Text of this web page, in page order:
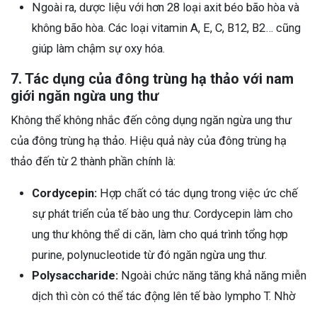
Ngoài ra, dược liệu với hơn 28 loại axit béo bão hòa và
không bão hòa. Các loại vitamin A, E, C, B12, B2… cũng
giúp làm chậm sự oxy hóa.
7. Tác dụng của đông trùng hạ thảo với nam
giới ngăn ngừa ung thư
Không thể không nhắc đến công dụng ngăn ngừa ung thư
của đông trùng hạ thảo. Hiệu quả này của đông trùng hạ
thảo đến từ 2 thành phần chính là:
Cordycepin: Hợp chất có tác dụng trong việc ức chế
sự phát triển của tế bào ung thư. Cordycepin làm cho
ung thư không thể di căn, làm cho quá trình tổng hợp
purine, polynucleotide từ đó ngăn ngừa ung thư.
Polysaccharide: Ngoài chức năng tăng khả năng miễn
dịch thì còn có thể tác động lên tế bào lympho T. Nhờ